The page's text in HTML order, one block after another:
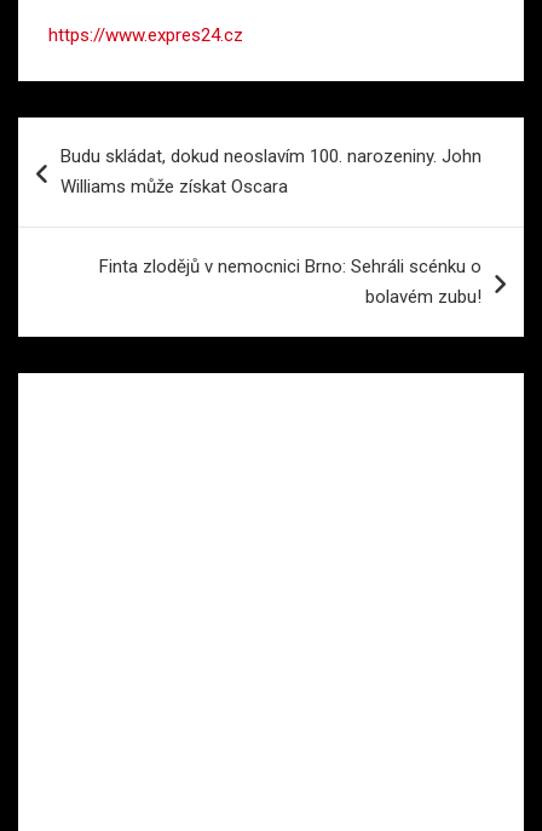
https://www.expres24.cz
proBudu skládat, dokud neoslavím 100. narozeniny. John
Williams může získat Oscara
Finta zlodějů v nemocnici Brno: Sehráli scénku o
bolavém zubu!